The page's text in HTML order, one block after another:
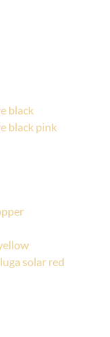
black
black pink
solar red